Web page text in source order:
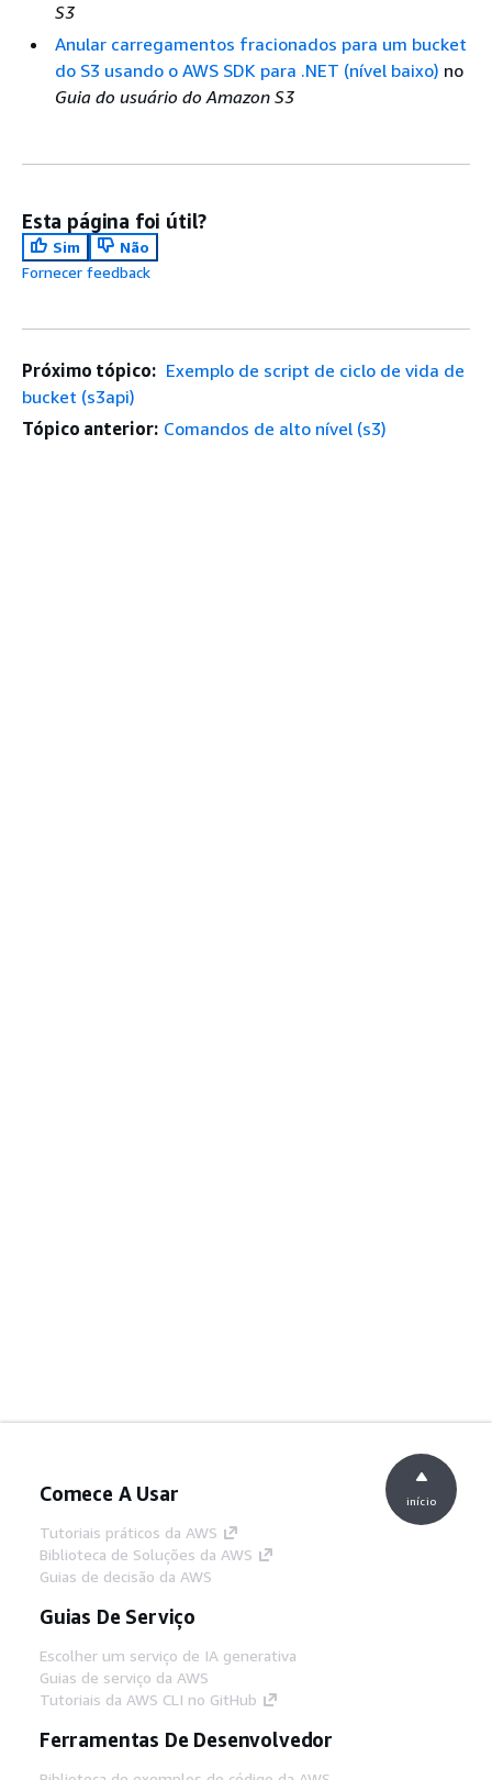
S3
Anular carregamentos fracionados para um bucket
do S3 usando o AWS SDK para .NET (nível baixo) no
Guia do usuário do Amazon S3
Esta página foi útil?
Sim
Não
Fornecer feedback
Próximo tópico: Exemplo de script de ciclo de vida de
bucket (s3api)
Tópico anterior: Comandos de alto nível (s3)
Comece A Usar
Tutoriais práticos da AWS
Biblioteca de Soluções da AWS
Guias de decisão da AWS
Guias De Serviço
Escolher um serviço de IA generativa
Guias de serviço da AWS
Tutoriais da AWS CLI no GitHub
Ferramentas De Desenvolvedor
início